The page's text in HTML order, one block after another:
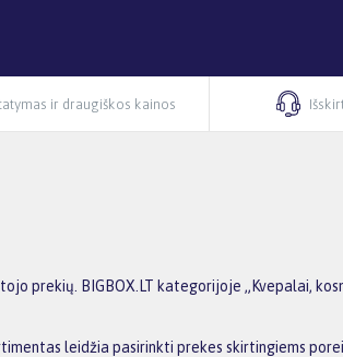
ir draugiškos kainos
prekių. BIGBOX.LT kategorijoje „Kvepalai,
leidžia pasirinkti prekes skirtingiems